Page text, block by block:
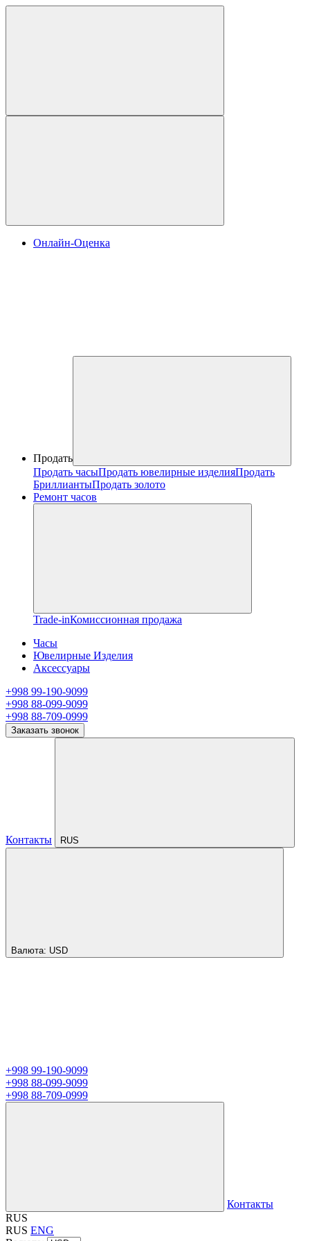
Онлайн-Оценка
Продать
Продать часыПродать ювелирные изделияПродать
БриллиантыПродать золото
Ремонт часов
Trade-inКомиссионная продажа
Часы
Ювелирные Изделия
Аксессуары
+998 99-190-9099
+998 88-099-9099
+998 88-709-0999
Заказать звонок
Контакты RUS
Валюта: USD
+998 99-190-9099
+998 88-099-9099
+998 88-709-0999
Контакты
RUS
RUS ENG